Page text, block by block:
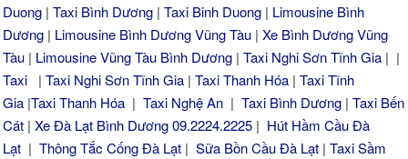
Duong |Taxi Bình Dương |Taxi Binh Duong | Limousine Bình
Dương | Limousine Bình Dương Vũng Tàu |Xe Bình Dương Vũng
Tàu | Limousine Vũng Tàu Bình Dương |Taxi Nghi Sơn Tĩnh Gia | |
Taxi
| Taxi Nghi Sơn Tĩnh Gia |Taxi Thanh Hóa | Taxi Tĩnh
Gia |Taxi Thanh Hóa |Taxi Nghệ An | Taxi Bình Dương |Taxi Bến
Cát |Xe Đà Lạt Bình Dương 09.2224.2225 | Hút Hầm Cầu Đà
Lạt |Thông Tắc Cống Đà Lạt |Sữa Bồn Cầu Đà Lạt |Taxi Sầm